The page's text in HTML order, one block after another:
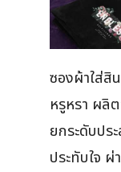
ซองผ้าใส่สิ
หรูหรา ผลิ
ยกระดับปร
ประทับใจ